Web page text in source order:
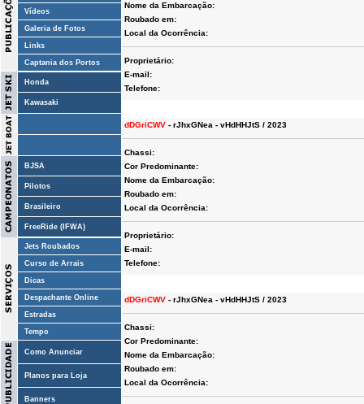
Vídeos
Galeria de Fotos
Links
Captania dos Portos
Honda
Kawasaki
BJSA
Pilotos
Brasileiro
FreeRide (IFWA)
Jets Roubados
Curso de Arrais
Dicas
Despachante Online
Estradas
Tempo
Como Anunciar
Planos para Loja
Banners
Nome da Embarcação:
Roubado em:
Local da Ocorrência:
Proprietário:
E-mail:
Telefone:
dDGriCWV - rJhxGNea - vHdHHJtS / 2023
Chassi:
Cor Predominante:
Nome da Embarcação:
Roubado em:
Local da Ocorrência:
Proprietário:
E-mail:
Telefone:
dDGriCWV - rJhxGNea - vHdHHJtS / 2023
Chassi:
Cor Predominante:
Nome da Embarcação:
Roubado em:
Local da Ocorrência: